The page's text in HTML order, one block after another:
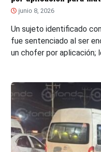
junio 8, 2026
Un sujeto identificado
fue sentenciado al ser
un chofer por aplicación;